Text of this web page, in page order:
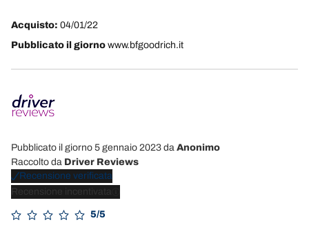
Acquisto: 04/01/22
Pubblicato il giorno www.bfgoodrich.it
Pubblicato il giorno 5 gennaio 2023 da Anonimo
Raccolto da Driver Reviews
Recensione verificata
Recensione incentivata
5/5